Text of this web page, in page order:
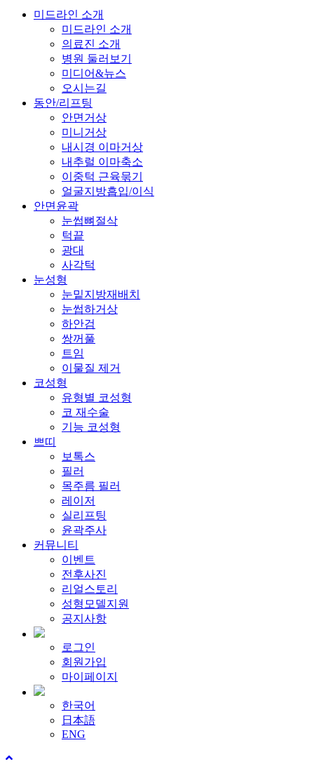
Close
미드라인 소개
미드라인 소개
의료진 소개
병원 둘러보기
미디어&뉴스
오시는길
동안/리프팅
안면거상
미니거상
내시경 이마거상
내추럴 이마축소
이중턱 근육묶기
얼굴지방흡입/이식
안면윤곽
눈썹뼈절삭
턱끝
광대
사각턱
눈성형
눈밑지방재배치
눈썹하거상
하안검
쌍꺼풀
트임
이물질 제거
코성형
유형별 코성형
코 재수술
기능 코성형
쁘띠
보톡스
필러
목주름 필러
레이저
실리프팅
윤곽주사
커뮤니티
이벤트
전후사진
리얼스토리
성형모델지원
공지사항
로그인
회원가입
마이페이지
한국어
日本語
ENG